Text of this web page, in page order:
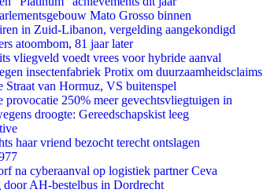
Mato Grosso binnen
in Zuid-Libanon, vergelding aangekondigd
atoombom, 81 jaar later
vliegveld voedt vrees voor hybride aanval
insectenfabriek Protix om duurzaamheidsclaims
Straat van Hormuz, VS buitenspel
provocatie 250% meer gevechtsvliegtuigen in
droogte: Gereedschapskist leeg
haar vriend bezocht terecht ontslagen
na cyberaanval op logistiek partner Ceva
AH-bestelbus in Dordrecht